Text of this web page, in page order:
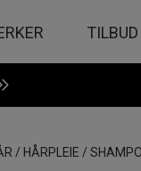
TILBUD
/ HÅRPLEIE /